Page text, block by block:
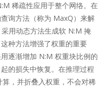
稀疏性应用于整个网络。在
询方法（称为 MaxQ）来解
用动态方法生成软 N:M 掩
种方法增强了权重的重要
逐渐增加 N:M 权重块比例的
的损失中恢复。在推理过程
，并折叠入权重，不会对稀